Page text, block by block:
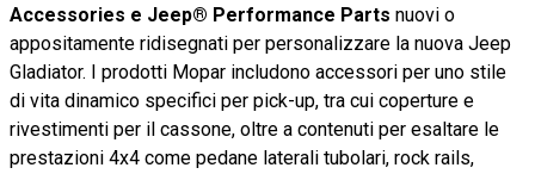
Accessories e Jeep® Performance Parts nuovi o
appositamente ridisegnati per personalizzare la nuova Jeep
Gladiator. I prodotti Mopar includono accessori per uno stile
di vita dinamico specifici per pick-up, tra cui coperture e
rivestimenti per il cassone, oltre a contenuti per esaltare le
prestazioni 4x4 come pedane laterali tubolari, rock rails,